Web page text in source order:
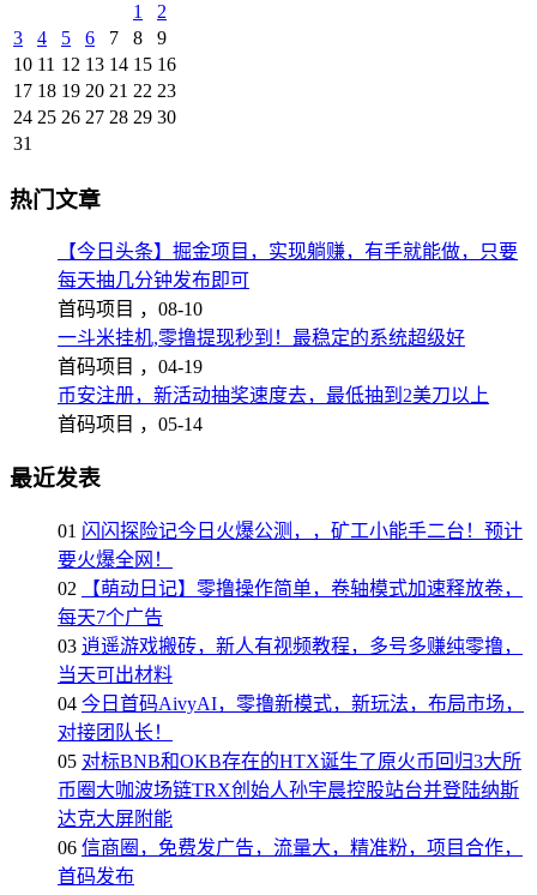
1
2
3
4 5 6 7 8
9
10 11 12 13 14 15 16
17 18 19 20 21 22 23
24 25 26 27 28 29 30
31
热门文章
【今日头条】掘金项目，实现躺赚，有手就能做，只要
每天抽几分钟发布即可
首码项目 ， 08-10
一斗米挂机,零撸提现秒到！最稳定的系统超级好
首码项目 ， 04-19
币安注册，新活动抽奖速度去，最低抽到2美刀以上
首码项目 ， 05-14
最近发表
01 闪闪探险记今日火爆公测，，矿工小能手二台！预计
要火爆全网！
02
【萌动日记】零撸操作简单，卷轴模式加速释放卷，
每天7个广告
03 逍遥游戏搬砖，新人有视频教程，多号多赚纯零撸，
当天可出材料
04 今日首码AivyAI，零撸新模式，新玩法，布局市场，
对接团队长！
05 对标BNB和OKB存在的HTX诞生了原火币回归3大所
币圈大咖波场链TRX创始人孙宇晨控股站台并登陆纳斯
达克大屏附能
06 信商圈，免费发广告，流量大，精准粉，项目合作，
首码发布